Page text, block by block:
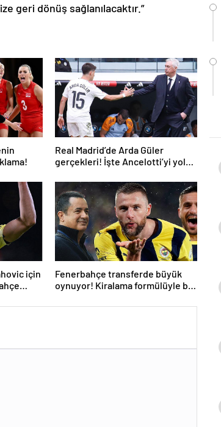
geri dönüş sağlanılacaktır.”
Real Madrid’de Arda Güler
gerçekleri! İşte Ancelotti’yi yol
için
Fenerbahçe transferde büyük
oynuyor! Kiralama formülüyle bir